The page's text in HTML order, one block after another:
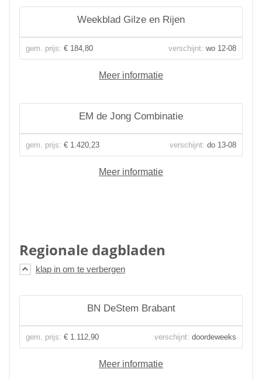
Weekblad Gilze en Rijen
gem. prijs: € 184,80 verschijnt: wo 12-08
Meer informatie
EM de Jong Combinatie
gem. prijs: € 1.420,23 verschijnt: do 13-08
Meer informatie
Regionale dagbladen
BN DeStem Brabant
gem. prijs: € 1.112,90 verschijnt: doordeweeks
Meer informatie